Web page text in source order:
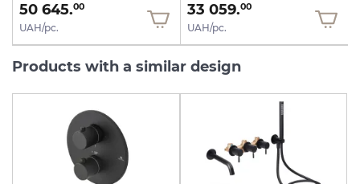
50 645.00
UAH/pc.
33 059.00
UAH/pc.
Products with a similar design